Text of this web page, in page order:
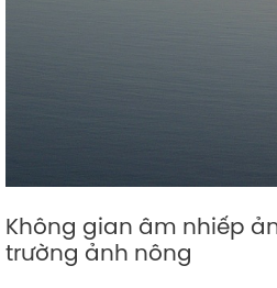
Không gian âm nhiếp
trường ảnh nông